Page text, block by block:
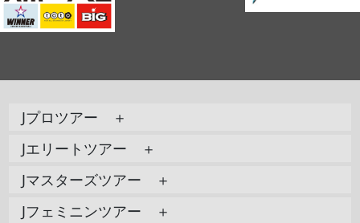
Jプロツアー ＋
Jエリートツアー ＋
Jマスターズツアー ＋
Jフェミニンツアー ＋